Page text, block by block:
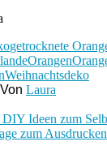
getrocknete
Orangen
Weihnachtsdeko
Von Laura
Ideen zum
zum Ausdrucken